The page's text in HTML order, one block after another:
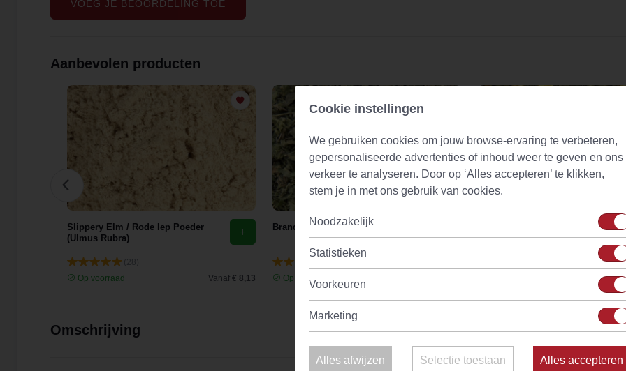
VOEG JE BEOORDELING TOE
Aanbevolen producten
Slippery Elm / Rode Iep Poeder
(Ulmus Rubra)
Op voorraad
Vanaf € 8,13
Brandnetelthee (urtica dioica)
Op voorraad
Green Ginger Lemon Naturally
Splendid
Omschrijving
Cookie instellingen
We gebruiken cookies om jouw browse-ervaring te verbeteren,
gepersonaliseerde advertenties of inhoud weer te geven en ons
verkeer te analyseren. Door op ‘Alles accepteren’ te klikken,
stem je in met ons gebruik van cookies.
Noodzakelijk
Statistieken
Voorkeuren
Marketing
Alles afwijzen Selectie toestaan Alles accepteren